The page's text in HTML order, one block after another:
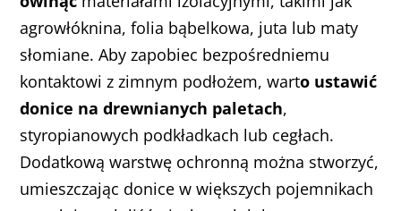
agrowłóknina, folia bąbelkowa, juta lub maty
słomiane. Aby zapobiec bezpośredniemu
kontaktowi z zimnym podłożem, warto ustawić
donice na drewnianych paletach,
styropianowych podkładkach lub cegłach.
Dodatkową warstwę ochronną można stworzyć,
umieszczając donice w większych pojemnikach